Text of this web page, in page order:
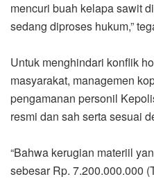
mencuri buah kelapa sawit
sedang diproses hukum,”
Untuk menghindari konflik
masyarakat, managemen
pengamanan personil
resmi dan sah serta sesuai
“Bahwa kerugian materiil
sebesar Rp. 7.200.000.000